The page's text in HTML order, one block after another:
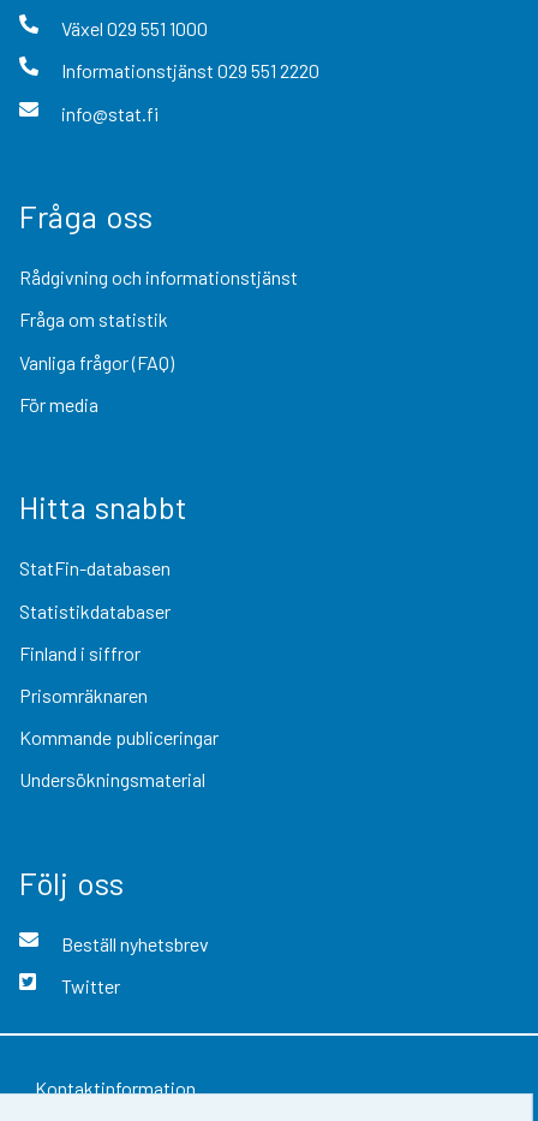
Växel 029 551 1000
Informationstjänst 029 551 2220
info@stat.fi
Fråga oss
Rådgivning och informationstjänst
Fråga om statistik
Vanliga frågor (FAQ)
För media
Hitta snabbt
StatFin-databasen
Statistikdatabaser
Finland i siffror
Prisomräknaren
Kommande publiceringar
Undersökningsmaterial
Följ oss
Beställ nyhetsbrev
Twitter
Kontaktinformation